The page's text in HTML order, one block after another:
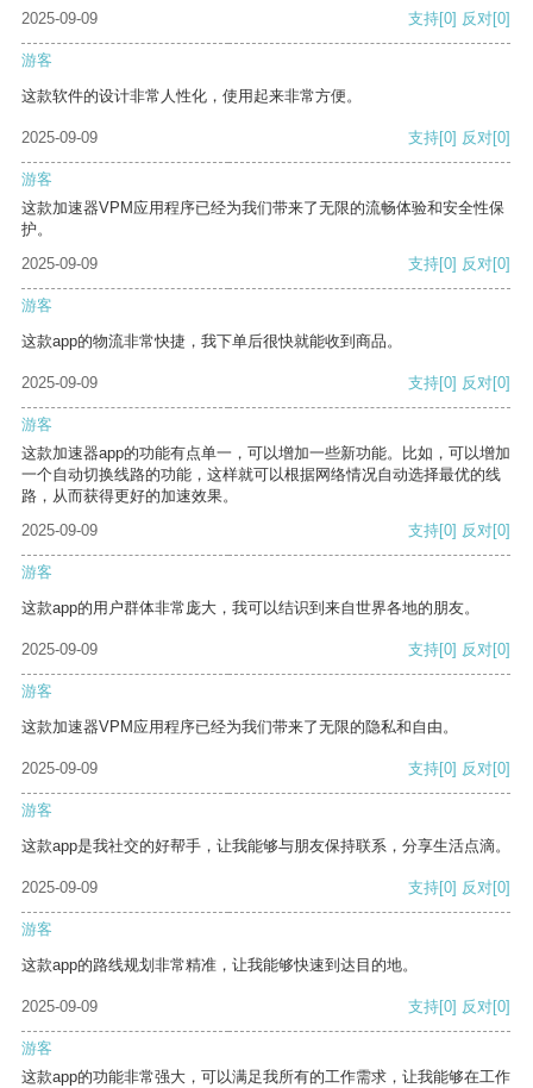
2025-09-09
支持[0] 反对[0]
游客
这款软件的设计非常人性化，使用起来非常方便。
2025-09-09 支持[0] 反对[0]
游客
这款加速器VPM应用程序已经为我们带来了无限的流畅体验和安全性保
护。
2025-09-09
支持[0] 反对[0]
游客
这款app的物流非常快捷，我下单后很快就能收到商品。
2025-09-09 支持[0] 反对[0]
游客
这款加速器app的功能有点单一，可以增加一些新功能。比如，可以增加
一个自动切换线路的功能，这样就可以根据网络情况自动选择最优的线
路，从而获得更好的加速效果。
2025-09-09
支持[0] 反对[0]
游客
这款app的用户群体非常庞大，我可以结识到来自世界各地的朋友。
2025-09-09 支持[0] 反对[0]
游客
这款加速器VPM应用程序已经为我们带来了无限的隐私和自由。
2025-09-09 支持[0] 反对[0]
游客
这款app是我社交的好帮手，让我能够与朋友保持联系，分享生活点滴。
2025-09-09 支持[0] 反对[0]
游客
这款app的路线规划非常精准，让我能够快速到达目的地。
2025-09-09 支持[0] 反对[0]
游客
这款app的功能非常强大，可以满足我所有的工作需求，让我能够在工作